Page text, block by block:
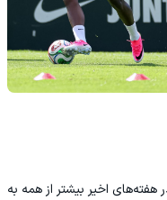
اخیر بیشتر از همه به